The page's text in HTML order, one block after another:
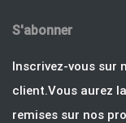
S'abonner
Inscrivez-vous sur
client.Vous aurez
remises sur nos